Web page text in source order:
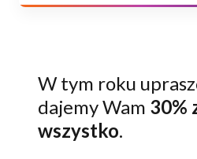
W tym roku
dajemy Wam 30%
wszystko.